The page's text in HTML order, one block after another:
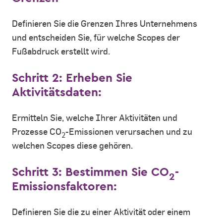
Definieren Sie die Grenzen Ihres Unternehmens
und entscheiden Sie, für welche Scopes der
Fußabdruck erstellt wird.
Schritt 2: Erheben Sie
Aktivitätsdaten:
Ermitteln Sie, welche Ihrer Aktivitäten und
Prozesse CO2-Emissionen verursachen und zu
welchen Scopes diese gehören.
Schritt 3: Bestimmen Sie CO2-
Emissionsfaktoren:
Definieren Sie die zu einer Aktivität oder einem